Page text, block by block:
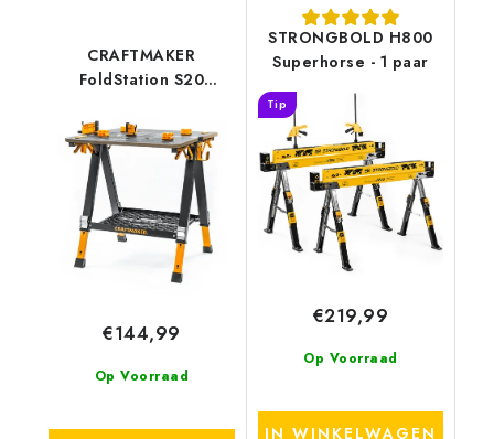
CRAFTMAKER
FoldStation S20
en Werkblad
Op Voorraad
€144,99
STRONGBOLD H800
Superhorse - 1 paar
Tip
Op Voorraad
€219,99
IN WINKELWAGEN